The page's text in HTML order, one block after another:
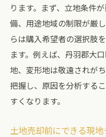
ります。まず、立地条件
備、用途地域の制限が厳
らは購入希望者の選択肢
ます。例えば、丹羽郡大
地、変形地は敬遠されが
把握し、原因を分析する
すくなります。
土地売却前にできる現